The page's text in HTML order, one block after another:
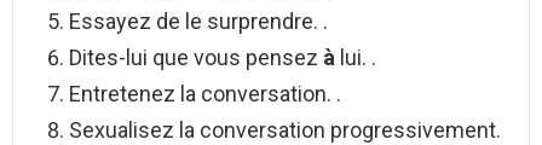
Essayez de le surprendre. .
Dites-lui que vous pensez à lui. .
Entretenez la conversation. .
Sexualisez la conversation progressivement.